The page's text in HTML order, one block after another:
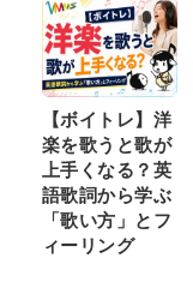
【ボイトレ】洋
楽を歌うと歌が
上手くなる？英
語歌詞から学ぶ
「歌い方」とフ
ィーリング